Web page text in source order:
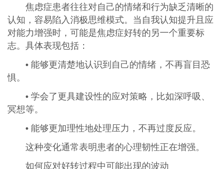
焦虑症患者往往对自己的情绪和行为缺乏清晰的
认知，容易陷入消极思维模式。当自我认知提升且应
对能力增强时，可能是焦虑症好转的另一个重要标
志。具体表现包括：
• 能够更清楚地认识到自己的情绪，不再盲目恐
惧。
• 学会了更具建设性的应对策略，比如深呼吸、
冥想等。
• 能够更加理性地处理压力，不再过度反应。
这种变化通常表明患者的心理韧性正在增强。
如何应对好转过程中可能出现的波动